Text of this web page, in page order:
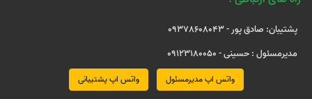
پشتیبان: صادق پور - 09378608043
مدیرمسئول : حسینی - 09123180050
واتس اپ مدیرمسئول واتس اپ پشتیبانی